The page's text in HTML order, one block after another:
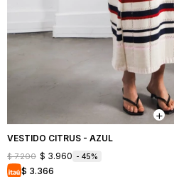
VESTIDO CITRUS - AZUL
$ 7.200 $ 3.960 45
$ 3.366